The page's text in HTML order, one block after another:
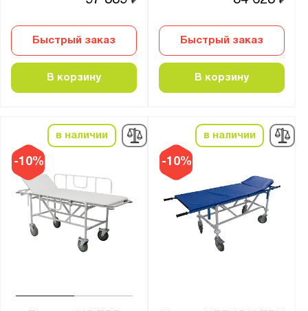
Быстрый заказ
В корзину
Быстрый заказ
В корзину
-10%
в наличии
-10%
в наличии
Страна производства:
Россия
Производитель:
Бренд:
Серия:
МД